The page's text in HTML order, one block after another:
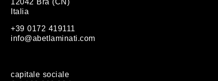
12042 Bra (CN)
Italia
+39 0172 419111
info@abetlaminati.com
capitale sociale